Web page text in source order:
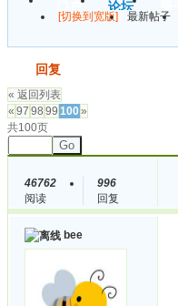
门户 论坛
[切换到宽版] 最新帖子
回复
« 返回列表
« 97 98 99 100»
共100页
Go
46762
阅读
996
回复
bee